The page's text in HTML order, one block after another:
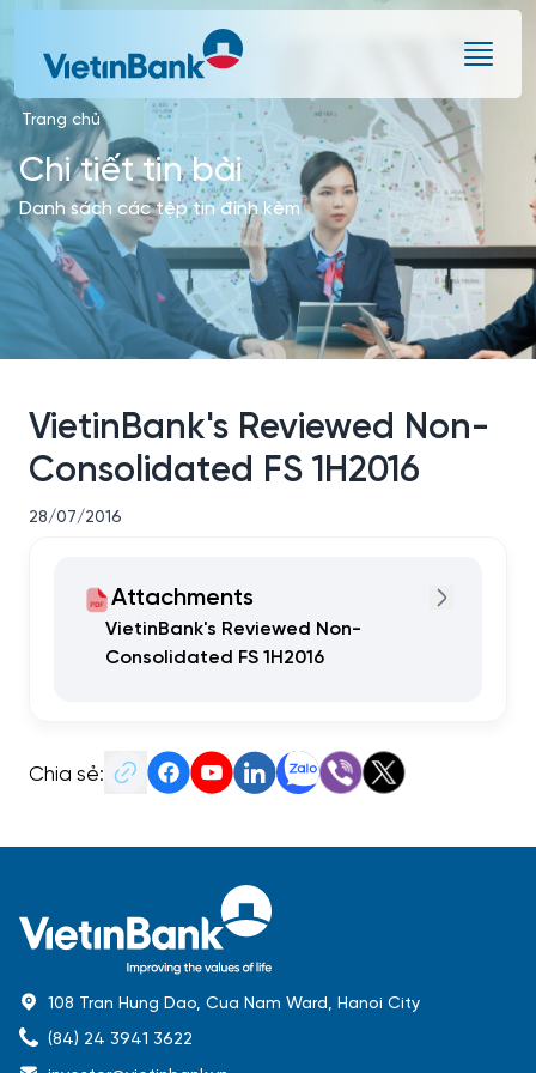
Trang chủ
Chi tiết tin bài
Danh sách các tệp tin đính kèm
VietinBank's Reviewed Non-
Consolidated FS 1H2016
28/07/2016
Attachments
VietinBank's Reviewed Non-
Consolidated FS 1H2016
Chia sẻ:
108 Tran Hung Dao, Cua Nam Ward, Hanoi City
(84) 24 3941 3622